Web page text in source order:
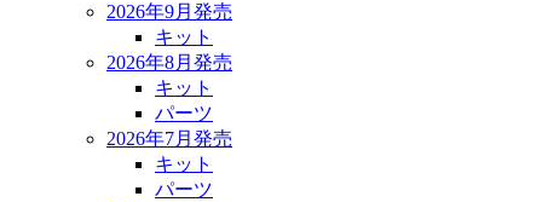
2026年9月発売
キット
2026年8月発売
キット
パーツ
2026年7月発売
キット
パーツ